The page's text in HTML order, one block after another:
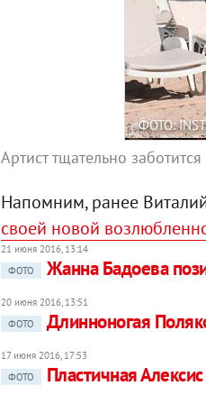
ФОТО:
Артист тщательно
Напомним, ранее
своей новой
21 июня 2016, 13:14
ФОТО
Жанна Бадоева
20 июня 2016, 13:51
ФОТО
Длинноногая
17 июня 2016, 17:53
ФОТО
Пластичная